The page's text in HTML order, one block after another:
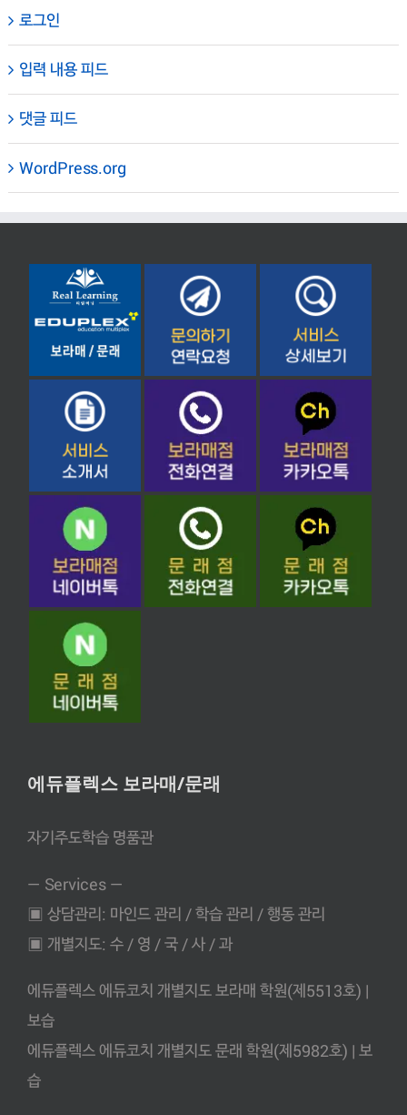
로그인
입력 내용 피드
댓글 피드
WordPress.org
에듀플렉스 보라매/문래
자기주도학습 명품관
— Services —
▣ 상담관리: 마인드 관리 / 학습 관리 / 행동 관리
▣ 개별지도: 수 / 영 / 국 / 사 / 과
에듀플렉스 에듀코치 개별지도 보라매 학원(제5513호) |
보습
에듀플렉스 에듀코치 개별지도 문래 학원(제5982호) | 보
습